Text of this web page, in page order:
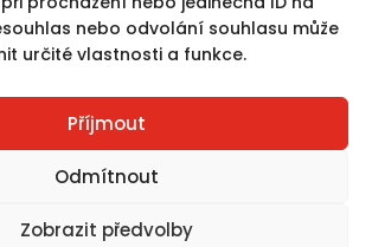
nebo odvolání souhlasu může
určité vlastnosti a funkce.
Příjmout
Odmítnout
Zobrazit předvolby
Betonschneiden